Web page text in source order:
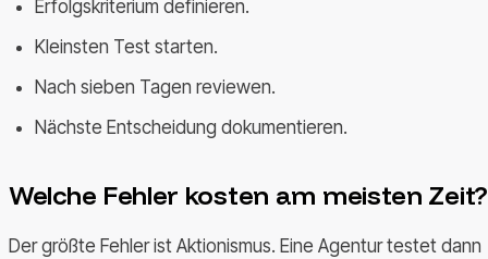
Erfolgskriterium definieren.
Kleinsten Test starten.
Nach sieben Tagen reviewen.
Nächste Entscheidung dokumentieren.
Welche Fehler kosten am meisten Zeit?
Der größte Fehler ist Aktionismus. Eine Agentur testet dann